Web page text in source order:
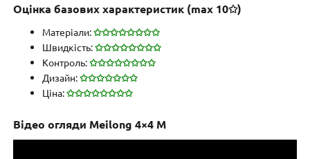
Оцінка базових характеристик (max 10✩)
Матеріали:✩✩✩✩✩✩✩✩
Швидкість:✩✩✩✩✩✩✩✩
Контроль:✩✩✩✩✩✩✩✩
Дизайн:✩✩✩✩✩✩✩
Ціна:✩✩✩✩✩✩✩✩
Відео огляди Meilong 4×4 M